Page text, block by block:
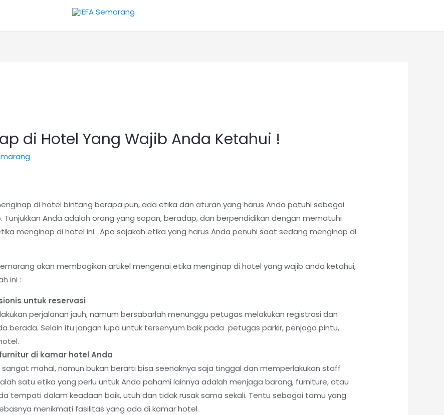
di Hotel Yang Wajib Anda Ketahui !
di hotel bintang berapa pun, ada etika dan aturan yang harus Anda patuhi sebegai
Anda adalah orang yang sopan, beradap, dan berpendidikan dengan mematuhi
menginap di hotel ini. Apa sajakah etika yang harus Anda penuhi saat sedang menginap di
akan membagikan artikel mengenai etika menginap di hotel yang wajib anda ketahui,
ini :
untuk reservasi
perjalanan jauh, namum bersabarlah menunggu petugas melakukan registrasi dan
berada. Selain itu jangan lupa untuk tersenyum baik pada petugas parkir, penjaga pintu,
di kamar hotel Anda
mahal, namun bukan berarti bisa seenaknya saja tinggal dan memperlakukan staff
satu etika yang perlu untuk Anda pahami lainnya adalah menjaga barang, furniture, atau
tempati dalam keadaan baik, utuh dan tidak rusak sama sekali. Tentu sebagai tamu yang
menikmati fasilitas yang ada di kamar hotel.